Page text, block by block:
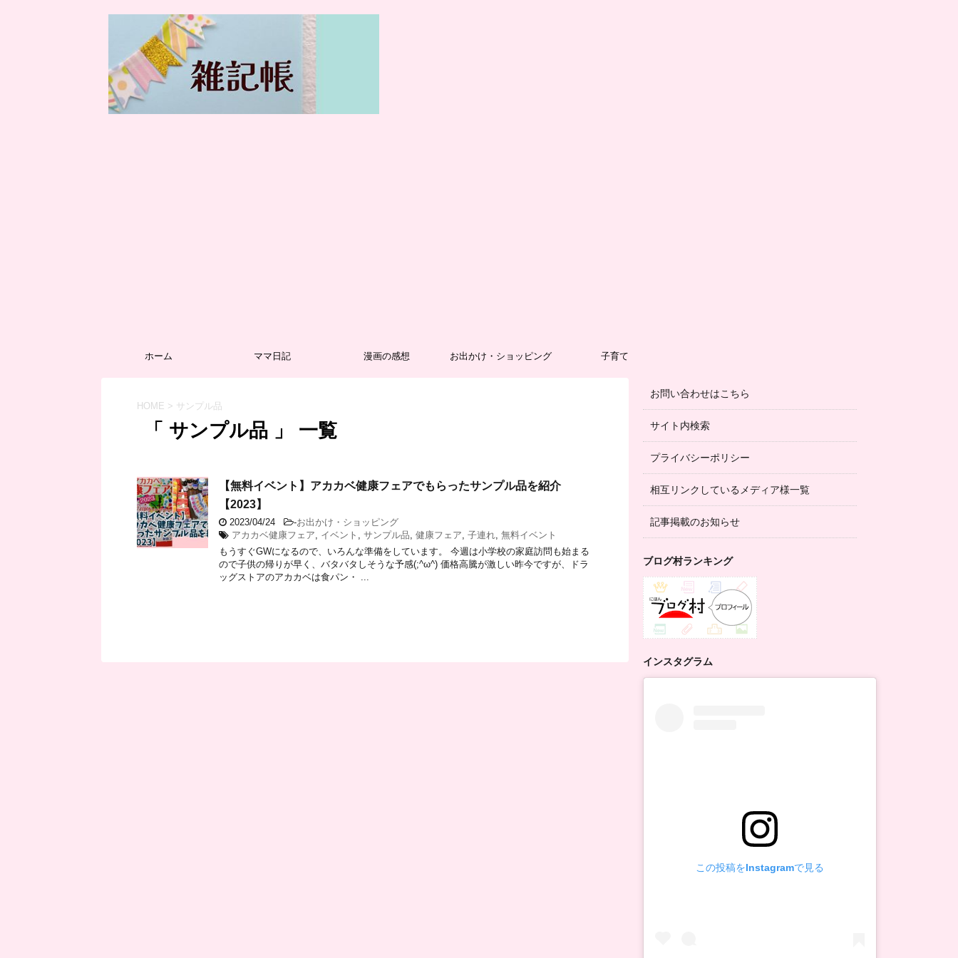
ホーム ママ日記 漫画の感想 お出かけ・ショッピング 子育て
HOME > サンプル品
「 サンプル品 」 一覧
【無料イベント】アカカベ健康フェアでもらったサンプル品を紹介
【2023】
2023/04/24 -お出かけ・ショッピング
アカカベ健康フェア
イベント サンプル品 健康フェア 子連れ 無料イベント
もうすぐGWになるので、いろんな準備をしています。 今週は小学校の家庭訪問も始まる
ので子供の帰りが早く、バタバタしそうな予感(;^ω^) 価格高騰が激しい昨今ですが、ドラ
ッグストアのアカカベは食パン・ ...
お問い合わせはこちら
サイト内検索
プライバシーポリシー
相互リンクしているメディア様一覧
記事掲載のお知らせ
ブログ村ランキング
インスタグラム
この投稿をInstagramで見る